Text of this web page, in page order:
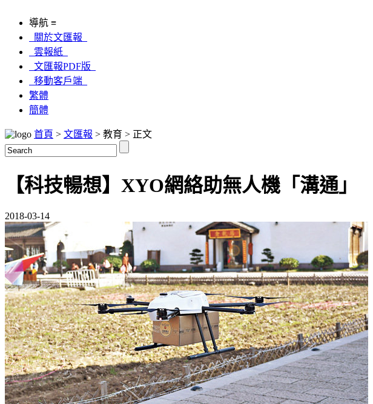
導航 ≡
關於文匯報
雲報紙
文匯報PDF版
移動客戶端
繁體
簡體
首頁 > 文匯報 > 教育 > 正文
【科技暢想】XYO網絡助無人機「溝通」
2018-03-14